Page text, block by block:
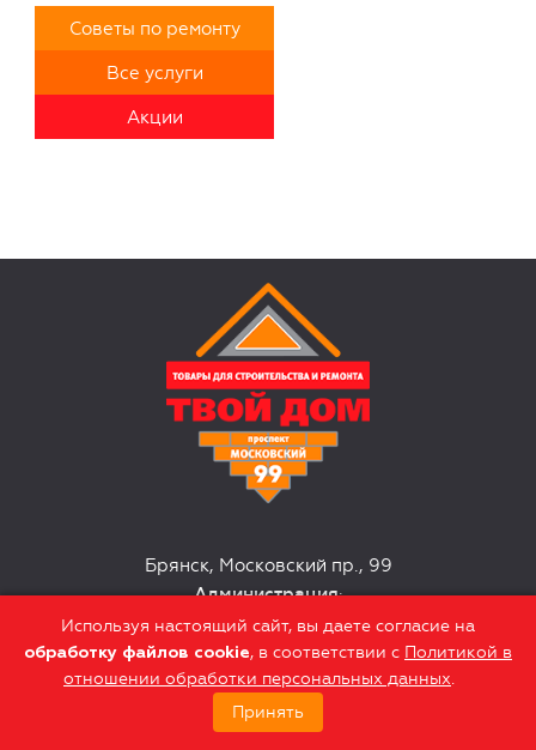
Советы по ремонту
Все услуги
Акции
Брянск, Московский пр., 99
Администрация:
+7 (4832) 63-10-51
Поддержка сайтаBUSINESS
SOLUTION
Используя настоящий сайт, вы даете согласие на
обработку файлов сookie, в соответствии с Политикой в
отношении обработки персональных данных.
Принять